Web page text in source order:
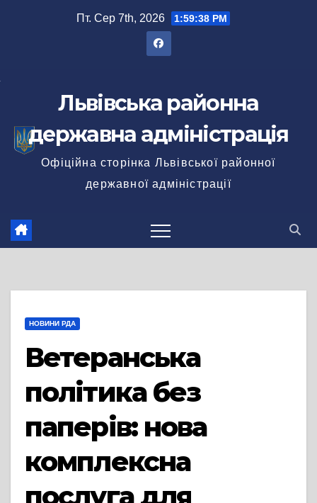
Пт. Сер 7th, 2026 1:59:39 PM
Львівська районна
державна адміністрація
Офіційна сторінка Львівської районної
державної адміністрації
НОВИНИ РДА
Ветеранська
політика без
паперів: нова
комплексна
послуга для